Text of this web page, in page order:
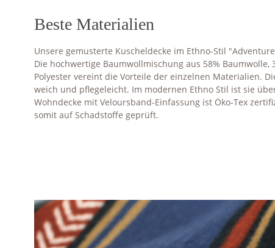
Beste Materialien
Unsere gemusterte Kuscheldecke im Ethno-Stil
Die hochwertige Baumwollmischung aus 58% Baumwolle,
Polyester vereint die Vorteile der einzelnen Materialien.
weich und pflegeleicht. Im modernen Ethno Stil ist sie
Wohndecke mit Veloursband-Einfassung ist Öko-Tex
somit auf Schadstoffe geprüft.